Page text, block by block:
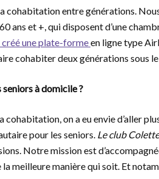
cohabitation entre générations.
ans et +, qui disposent d’une
créé une plate-formeen ligne type
cohabiter deux générations sous
à domicile ?
cohabitation, on a eu envie d’aller
pour les seniors. Le club Colette
Notre mission est
meilleure manière qui soit. Et